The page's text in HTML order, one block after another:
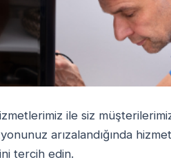
ile siz
arızalandığında
tercih edin.